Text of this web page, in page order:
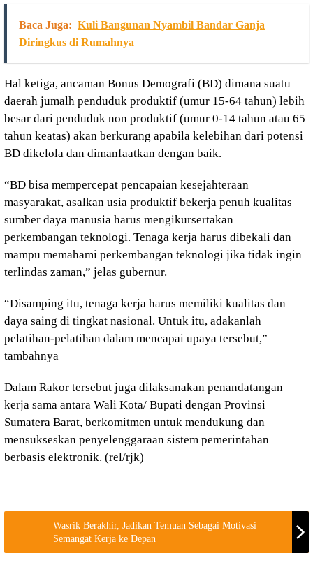
Baca Juga: Kuli Bangunan Nyambil Bandar Ganja
Diringkus di Rumahnya
Hal ketiga, ancaman Bonus Demografi (BD) dimana suatu
daerah jumalh penduduk produktif (umur 15-64 tahun) lebih
besar dari penduduk non produktif (umur 0-14 tahun atau 65
tahun keatas) akan berkurang apabila kelebihan dari potensi
BD dikelola dan dimanfaatkan dengan baik.
“BD bisa mempercepat pencapaian kesejahteraan
masyarakat, asalkan usia produktif bekerja penuh kualitas
sumber daya manusia harus mengikursertakan
perkembangan teknologi. Tenaga kerja harus dibekali dan
mampu memahami perkembangan teknologi jika tidak ingin
terlindas zaman,” jelas gubernur.
“Disamping itu, tenaga kerja harus memiliki kualitas dan
daya saing di tingkat nasional. Untuk itu, adakanlah
pelatihan-pelatihan dalam mencapai upaya tersebut,”
tambahnya
Dalam Rakor tersebut juga dilaksanakan penandatangan
kerja sama antara Wali Kota/ Bupati dengan Provinsi
Sumatera Barat, berkomitmen untuk mendukung dan
mensukseskan penyelenggaraan sistem pemerintahan
berbasis elektronik. (rel/rjk)
Wasrik Berakhir, Jadikan Temuan Sebagai Motivasi
Semangat Kerja ke Depan